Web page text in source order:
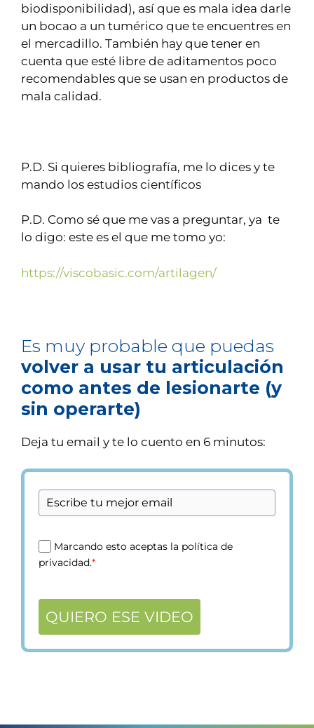
biodisponibilidad), así que es mala idea darle
un bocao a un tumérico que te encuentres en
el mercadillo. También hay que tener en
cuenta que esté libre de aditamentos poco
recomendables que se usan en productos de
mala calidad.
P.D. Si quieres bibliografía, me lo dices y te
mando los estudios científicos
P.D. Como sé que me vas a preguntar, ya te
lo digo: este es el que me tomo yo:
https://viscobasic.com/artilagen/
Es muy probable que puedas
volver a usar tu articulación
como antes de lesionarte (y
sin operarte)
Deja tu email y te lo cuento en 6 minutos:
Marcando esto aceptas la política de
privacidad.*
QUIERO ESE VIDEO